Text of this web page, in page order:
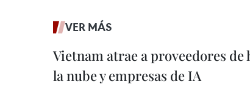
VER MÁS
Vietnam atrae a proveedores
la nube y empresas de IA